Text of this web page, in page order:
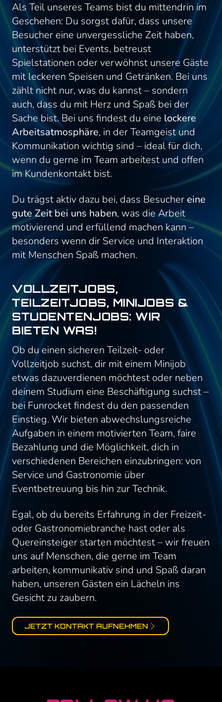
Als Teil unseres Teams bist du mittendrin im
Geschehen: Du sorgst dafür, dass unsere
Besucher eine unvergessliche Zeit haben,
unterstützt bei Events, betreust
Spielstationen oder verwöhnst unsere Gäste
mit leckeren Speisen und Getränken. Bei uns
zählt nicht nur, was du kannst – sondern
auch, dass du mit Herz und Spaß bei der
Sache bist. Bei uns findest du eine lockere
Arbeitsatmosphäre, in der Teamgeist und
Kommunikation wichtig sind – ideal für dich,
wenn du gerne im Team arbeitest und offen
im Kundenkontakt bist.
Du trägst aktiv dazu bei, dass Besucher eine
gute Zeit bei uns haben, was die Arbeit
motivierend und erfüllend machen kann –
besonders wenn dir Service und Interaktion
mit Menschen Spaß machen.
VOLLZEITJOBS,
TEILZEITJOBS, MINIJOBS &
STUDENTENJOBS: WIR
BIETEN WAS!
Ob du einen sicheren Teilzeit- oder
Vollzeitjob suchst, dir mit einem Minijob
etwas dazuverdienen möchtest oder neben
deinem Studium eine Beschäftigung suchst –
bei Funrocket findest du den passenden
Einstieg. Wir bieten abwechslungsreiche
Aufgaben in einem motivierten Team, faire
Bezahlung und die Möglichkeit, dich in
verschiedenen Bereichen einzubringen: von
Service und Gastronomie über
Eventbetreuung bis hin zur Technik.
Egal, ob du bereits Erfahrung in der Freizeit-
oder Gastronomiebranche hast oder als
Quereinsteiger starten möchtest – wir freuen
uns auf Menschen, die gerne im Team
arbeiten, kommunikativ sind und Spaß daran
haben, unseren Gästen ein Lächeln ins
Gesicht zu zaubern.
JETZT KONTAKT AUFNEHMEN
FOOTER